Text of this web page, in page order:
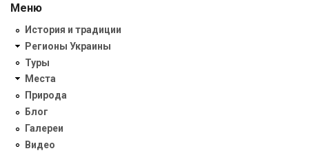
Меню
История и традиции
Регионы Украины
Туры
Места
Природа
Блог
Галереи
Видео